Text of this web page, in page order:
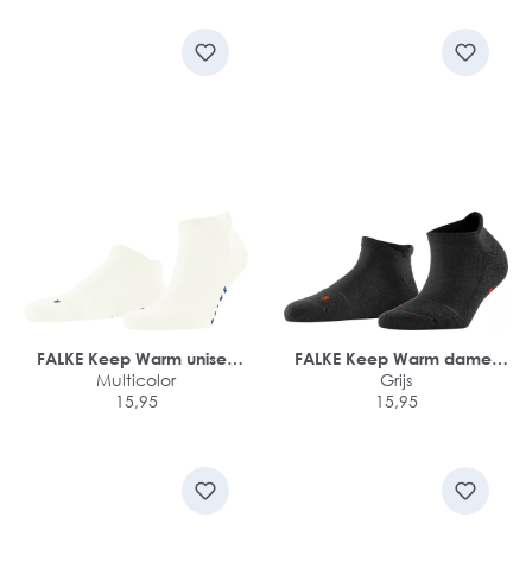
FALKE Keep Warm unisex
sneakersokken
Multicolor
15,95
FALKE Keep Warm dames
sneakersokken
Grijs
15,95